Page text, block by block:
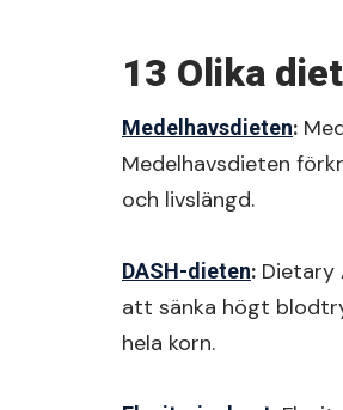
13 Olika
Medelhavsdieten:
Medelhavsdieten
och livslängd.
DASH-dieten: Dietary
att sänka högt
hela korn.